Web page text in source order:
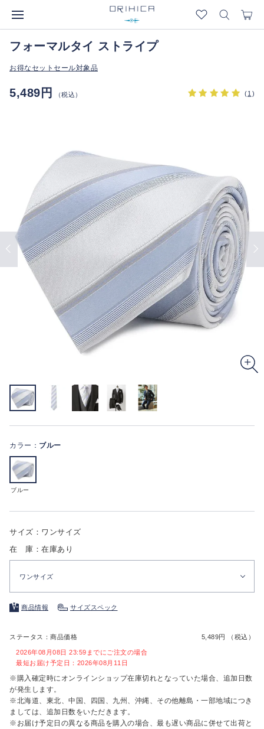
フォーマルタイ ストライプ
お得なセットセール対象品
5,489円 （税込） (1 )
カラー： ブルー
ブルー
サイズ：ワンサイズ
在 庫：在庫あり
ワンサイズ
商品情報 サイズスペック
ステータス：商品価格 5,489円 （税込）
2026年08月08日 23:59までにご注文の場合
最短お届け予定日：2026年08月11日
※購入確定時にオンラインショップ在庫切れとなっていた場合、追加日数
が発生します。
※北海道、東北、中国、四国、九州、沖縄、その他離島・一部地域につき
ましては、追加日数をいただきます。
※お届け予定日の異なる商品を購入の場合、最も遅い商品に併せて出荷と